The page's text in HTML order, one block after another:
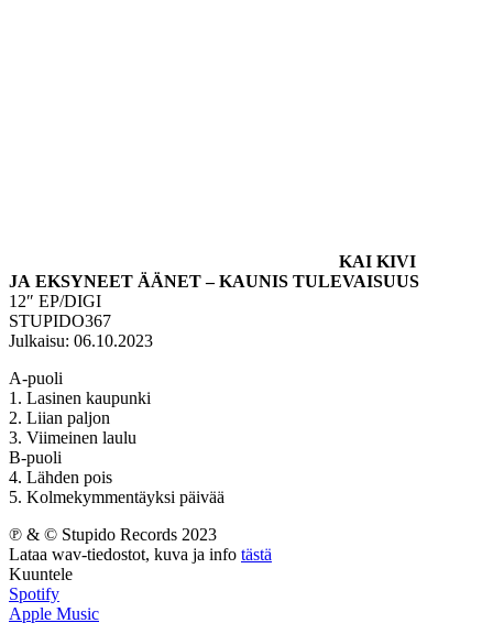
KAI KIVI
JA EKSYNEET ÄÄNET – KAUNIS TULEVAISUUS
12″ EP/DIGI
STUPIDO367
Julkaisu: 06.10.2023
A-puoli
1. Lasinen kaupunki
2. Liian paljon
3. Viimeinen laulu
B-puoli
4. Lähden pois
5. Kolmekymmentäyksi päivää
℗ & © Stupido Records 2023
Lataa wav-tiedostot, kuva ja info tästä
Kuuntele
Spotify
Apple Music